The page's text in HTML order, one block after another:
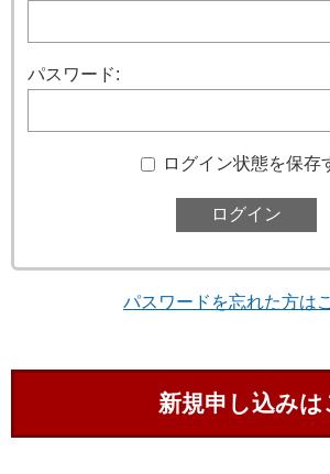
パスワード:
ログイン状態を保存
パスワードを忘れた方は
新規申し込みは